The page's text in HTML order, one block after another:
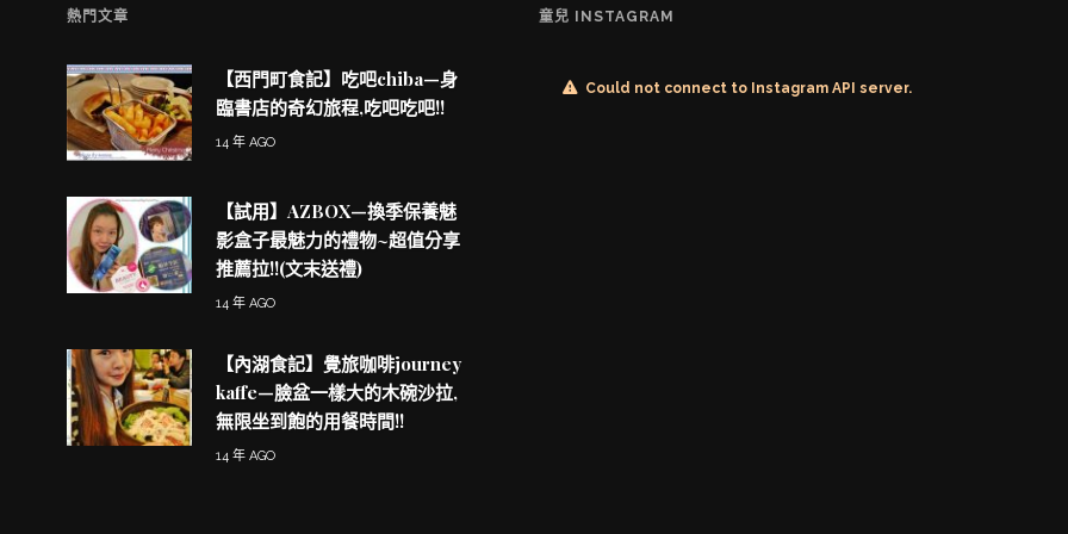
熱門文章
【西門町食記】吃吧chiba—身
臨書店的奇幻旅程,吃吧吃吧!!
14 年 AGO
【試用】AZBOX—換季保養魅
影盒子最魅力的禮物~超值分享
推薦拉!!(文末送禮)
14 年 AGO
【內湖食記】覺旅咖啡journey
kaffe—臉盆一樣大的木碗沙拉,
無限坐到飽的用餐時間!!
14 年 AGO
童兒 INSTAGRAM
Could not connect to Instagram API server.